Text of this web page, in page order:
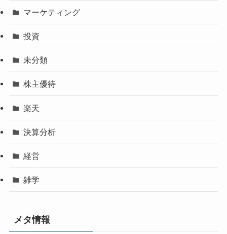
マーケティング
投資
未分類
株主優待
楽天
決算分析
経営
雑学
メタ情報